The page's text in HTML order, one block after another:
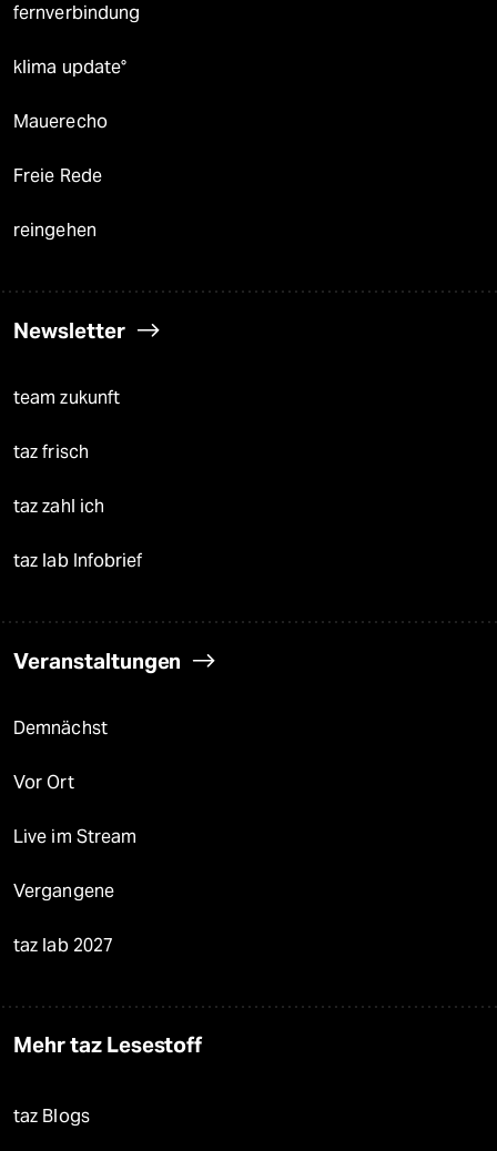
fernverbindung
klima update°
Mauerecho
Freie Rede
reingehen
Newsletter
team zukunft
taz frisch
taz zahl ich
taz lab Infobrief
Veranstaltungen
Demnächst
Vor Ort
Live im Stream
Vergangene
taz lab 2027
Mehr taz Lesestoff
taz Blogs